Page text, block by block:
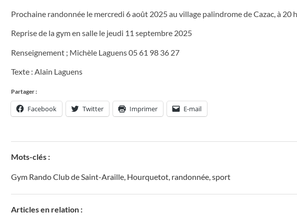
Prochaine randonnée le mercredi 6 août 2025 au village palindrome de Cazac, à 20
Reprise de la gym en salle le jeudi 11 septembre 2025
Renseignement ; Michèle Laguens 05 61 98 36 27
Texte : Alain Laguens
Partager :
Facebook Twitter Imprimer E-mail
Mots-clés :
Gym Rando Club de Saint-Araille, Hourquetot, randonnée,sport
Articles en relation :